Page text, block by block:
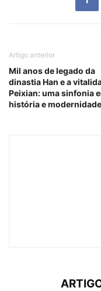
Artigo anterior
Mil anos de legado da
dinastia Han e a
Peixian: uma sinfonia
história e modernidade